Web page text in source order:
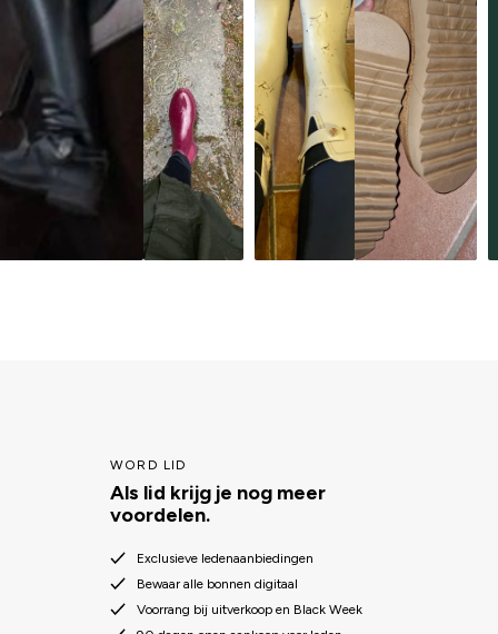
WORD LID
Als lid krijg je nog meer
voordelen.
Exclusieve ledenaanbiedingen
Bewaar alle bonnen digitaal
Voorrang bij uitverkoop en Black Week